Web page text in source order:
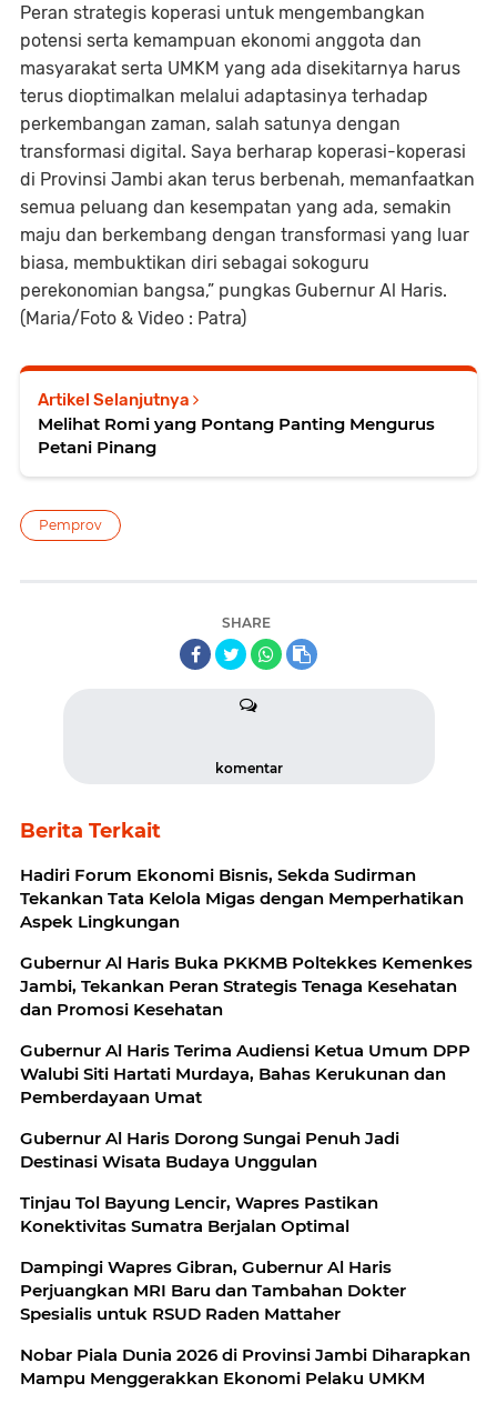
Peran strategis koperasi untuk mengembangkan
potensi serta kemampuan ekonomi anggota dan
masyarakat serta UMKM yang ada disekitarnya harus
terus dioptimalkan melalui adaptasinya terhadap
perkembangan zaman, salah satunya dengan
transformasi digital. Saya berharap koperasi-koperasi
di Provinsi Jambi akan terus berbenah, memanfaatkan
semua peluang dan kesempatan yang ada, semakin
maju dan berkembang dengan transformasi yang luar
biasa, membuktikan diri sebagai sokoguru
perekonomian bangsa,” pungkas Gubernur Al Haris.
(Maria/Foto & Video : Patra)
Artikel Selanjutnya
Melihat Romi yang Pontang Panting Mengurus
Petani Pinang
Pemprov
SHARE
komentar
Berita Terkait
Hadiri Forum Ekonomi Bisnis, Sekda Sudirman
Tekankan Tata Kelola Migas dengan Memperhatikan
Aspek Lingkungan
Gubernur Al Haris Buka PKKMB Poltekkes Kemenkes
Jambi, Tekankan Peran Strategis Tenaga Kesehatan
dan Promosi Kesehatan
Gubernur Al Haris Terima Audiensi Ketua Umum DPP
Walubi Siti Hartati Murdaya, Bahas Kerukunan dan
Pemberdayaan Umat
Gubernur Al Haris Dorong Sungai Penuh Jadi
Destinasi Wisata Budaya Unggulan
Tinjau Tol Bayung Lencir, Wapres Pastikan
Konektivitas Sumatra Berjalan Optimal
Dampingi Wapres Gibran, Gubernur Al Haris
Perjuangkan MRI Baru dan Tambahan Dokter
Spesialis untuk RSUD Raden Mattaher
Nobar Piala Dunia 2026 di Provinsi Jambi Diharapkan
Mampu Menggerakkan Ekonomi Pelaku UMKM